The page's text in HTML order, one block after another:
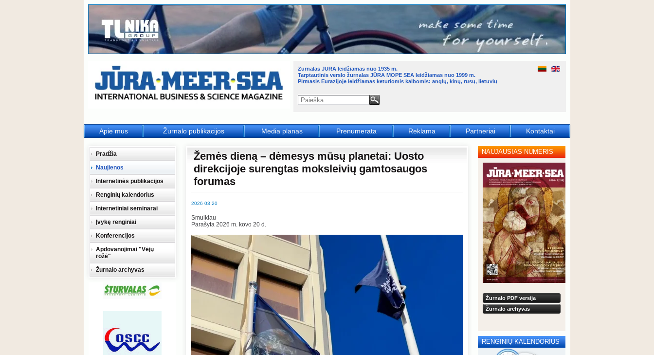
Žemės dieną – dėmesys mūsų planetai: Uosto
direkcijoje surengtas moksleivių gamtosaugos
forumas
2026 03 20
Smulkiau
Parašyta 2026 m. kovo 20 d.
Pradžia
Naujienos
Internetinės publikacijos
Renginių kalendorius
Internetiniai seminarai
Įvykę renginiai
Konferencijos
Apdovanojimai "Vėjų
rožė"
Žurnalo archyvas
NAUJAUSIAS NUMERIS
Žurnalo PDF versija
Žurnalo archyvas
RENGINIŲ KALENDORIUS
Apie mus Žurnalo publikacijos Media planas Prenumerata Reklama Partneriai Kontaktai
Žurnalas JŪRA leidžiamas nuo 1935 m.
Tarptautinis verslo žurnalas JŪRA MOPE SEA leidžiamas nuo 1999 m.
Pirmasis Eurazijoje leidžiamas keturiomis kalbomis: anglų, kinų, rusų, lietuvių